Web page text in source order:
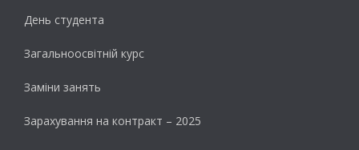
День студента
Загальноосвітній курс
Заміни занять
Зарахування на контракт – 2025